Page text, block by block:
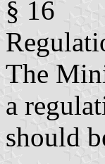
§ 16
The
a
should